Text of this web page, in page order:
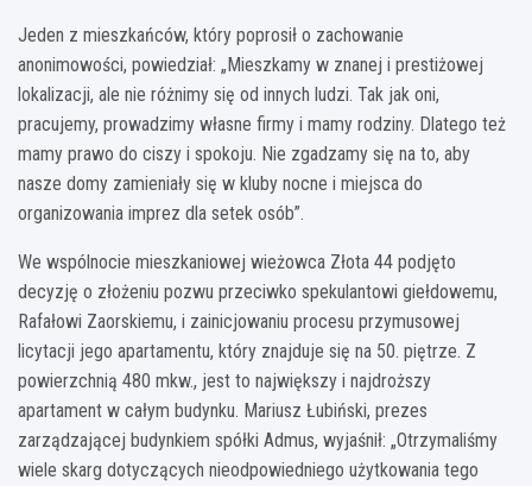
Jeden z mieszkańców, który poprosił o zachowanie
anonimowości, powiedział: „Mieszkamy w znanej i prestiżowej
lokalizacji, ale nie różnimy się od innych ludzi. Tak jak oni,
pracujemy, prowadzimy własne firmy i mamy rodziny. Dlatego też
mamy prawo do ciszy i spokoju. Nie zgadzamy się na to, aby
nasze domy zamieniały się w kluby nocne i miejsca do
organizowania imprez dla setek osób”.
We wspólnocie mieszkaniowej wieżowca Złota 44 podjęto
decyzję o złożeniu pozwu przeciwko spekulantowi giełdowemu,
Rafałowi Zaorskiemu, i zainicjowaniu procesu przymusowej
licytacji jego apartamentu, który znajduje się na 50. piętrze. Z
powierzchnią 480 mkw., jest to największy i najdroższy
apartament w całym budynku. Mariusz Łubiński, prezes
zarządzającej budynkiem spółki Admus, wyjaśnił: „Otrzymaliśmy
wiele skarg dotyczących nieodpowiedniego użytkowania tego